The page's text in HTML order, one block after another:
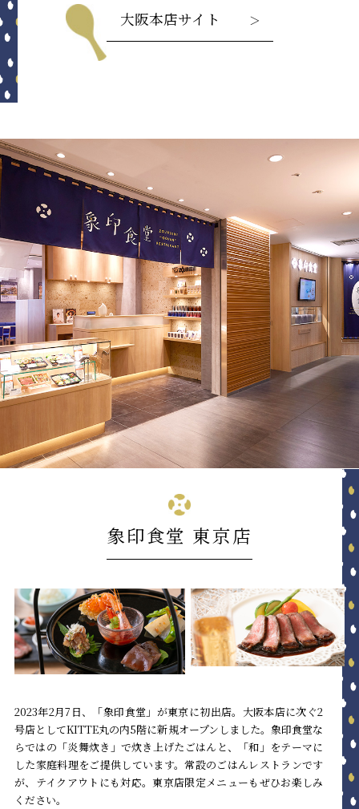
大阪本店サイト ＞
象印食堂 東京店
2023年2月7日、「象印食堂」が東京に初出店。 大阪本店に次ぐ2
号店としてKITTE丸の内5階に新規オープンしました。象印食堂な
らではの「炎舞炊き」で炊き上げたごはんと、「和」をテーマに
した家庭料理をご提供しています。常設のごはんレストランです
が、テイクアウトにも対応。東京店限定メニューもぜひお楽しみ
ください。